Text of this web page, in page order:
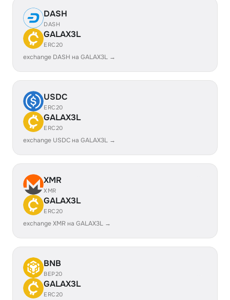
DASH
DASH
GALAX3L
ERC20
exchange DASH на GALAX3L →
USDC
ERC20
GALAX3L
ERC20
exchange USDC на GALAX3L →
XMR
XMR
GALAX3L
ERC20
exchange XMR на GALAX3L →
BNB
BEP20
GALAX3L
ERC20